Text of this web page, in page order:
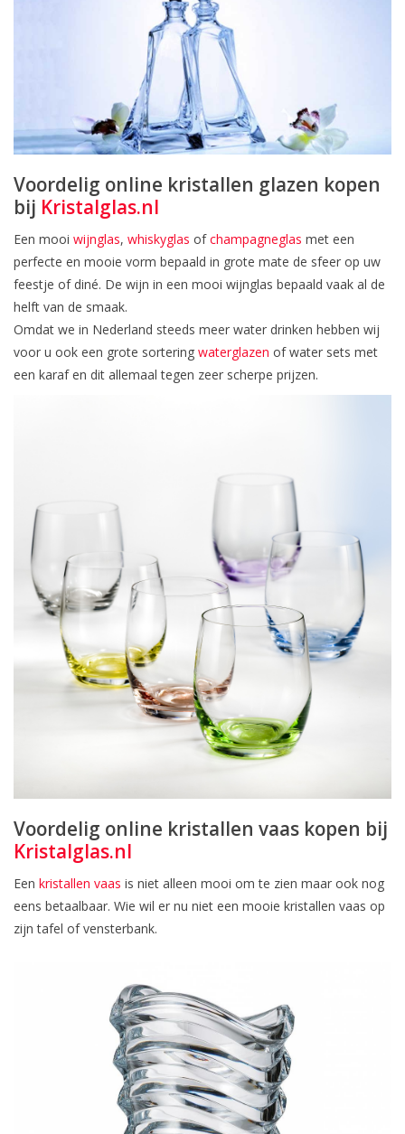
Voordelig online kristallen glazen kopen
bij Kristalglas.nl
Een mooi wijnglas, whiskyglas ofchampagneglas met een
perfecte en mooie vorm bepaald in grote mate de sfeer op uw
feestje of diné. De wijn in een mooi wijnglas bepaald vaak al de
helft van de smaak.
Omdat we in Nederland steeds meer water drinken hebben wij
voor u ook een grote sortering waterglazen of water sets met
een karaf en dit allemaal tegen zeer scherpe prijzen.
Voordelig online kristallen vaas kopen bij
Kristalglas.nl
Een kristallen vaas is niet alleen mooi om te zien maar ook nog
eens betaalbaar. Wie wil er nu niet een mooie kristallen vaas op
zijn tafel of vensterbank.